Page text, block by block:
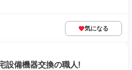
気になる
設備機器交換の職人!